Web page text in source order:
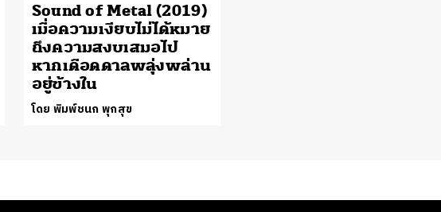
Sound of Metal (2019)
เมื่อความเงียบไม่ได้หมาย
ถึงความสงบเสมอไป
หากเดือดดาลพลุ่งพล่าน
อยู่ข้างใน
โดย พิมพ์ชนก พุกสุข